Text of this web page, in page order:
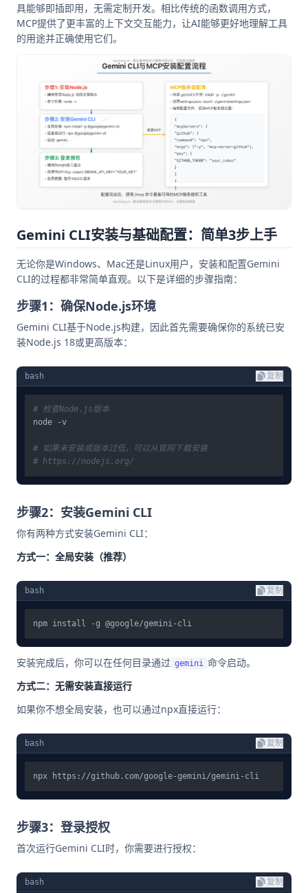
具能够即插即用，无需定制开发。相比传统的函数调用方式，
MCP提供了更丰富的上下文交互能力，让AI能够更好地理解工具
的用途并正确使用它们。
Gemini CLI安装与基础配置：简单3步上手
无论你是Windows、Mac还是Linux用户，安装和配置Gemini
CLI的过程都非常简单直观。以下是详细的步骤指南：
步骤1：确保Node.js环境
Gemini CLI基于Node.js构建，因此首先需要确保你的系统已安
装Node.js 18或更高版本：
bash 复制
# 检查Node.js版本
node -v
# 如果未安装或版本过低，可以从官网下载安装
# https://nodejs.org/
步骤2：安装Gemini CLI
你有两种方式安装Gemini CLI：
方式一：全局安装（推荐）
bash 复制
安装完成后，你可以在任何目录通过 gemini 命令启动。
方式二：无需安装直接运行
如果你不想全局安装，也可以通过npx直接运行：
bash 复制
步骤3：登录授权
首次运行Gemini CLI时，你需要进行授权：
bash 复制